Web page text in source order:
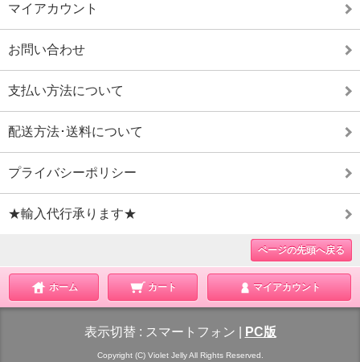
マイアカウント
お問い合わせ
支払い方法について
配送方法･送料について
プライバシーポリシー
★輸入代行承ります★
ページの先頭へ戻る
ホーム カート マイアカウント
表示切替 : スマートフォン PC版
Copyright (C) Violet Jelly All Rights Reserved.